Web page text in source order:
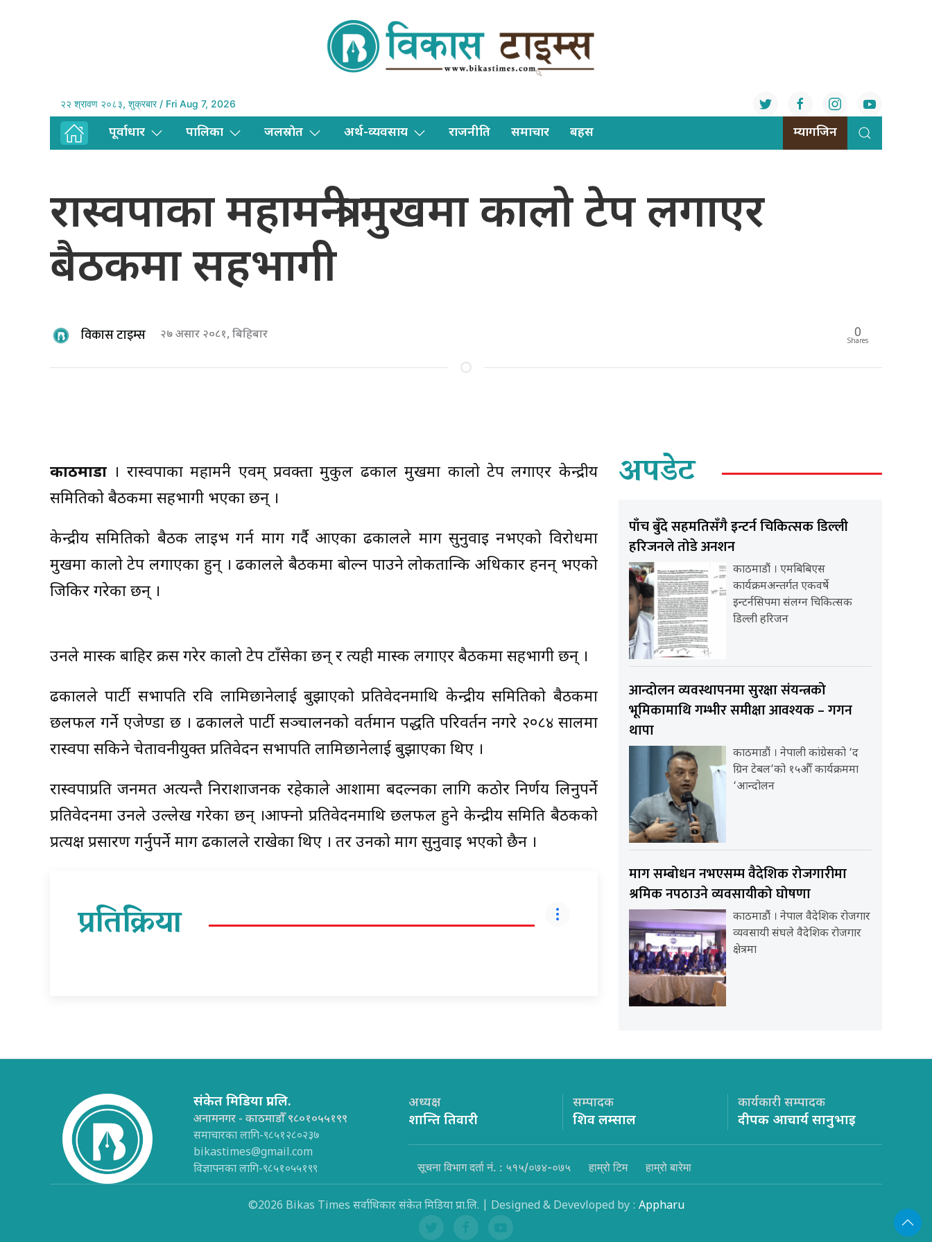
२२ श्रावण २०८३, शुक्रबार / Fri Aug 7, 2026
पूर्वाधार पालिका जलस्राेत अर्थ-व्यवसाय राजनीति समाचार बहस म्यागजिन
रास्वपाका महामन्त्री मुखमा कालो टेप लगाएर
बैठकमा सहभागी
विकास टाइम्स २७ असार २०८१, बिहिबार 0
Shares
काठमाडौं । रास्वपाका महामन्त्री एवम् प्रवक्ता मुकुल ढकाल मुखमा कालो टेप लगाएर केन्द्रीय
समितिको बैठकमा सहभागी भएका छन् ।
केन्द्रीय समितिको बैठक लाइभ गर्न माग गर्दै आएका ढकालले माग सुनुवाइ नभएको विरोधमा
मुखमा कालो टेप लगाएका हुन् । ढकालले बैठकमा बोल्न पाउने लोकतान्त्रिक अधिकार हनन् भएको
जिकिर गरेका छन् ।
उनले मास्क बाहिर क्रस गरेर कालो टेप टाँसेका छन् र त्यही मास्क लगाएर बैठकमा सहभागी छन् ।
ढकालले पार्टी सभापति रवि लामिछानेलाई बुझाएको प्रतिवेदनमाथि केन्द्रीय समितिको बैठकमा
छलफल गर्ने एजेण्डा छ । ढकालले पार्टी सञ्चालनको वर्तमान पद्धति परिवर्तन नगरे २०८४ सालमा
रास्वपा सकिने चेतावनीयुक्त प्रतिवेदन सभापति लामिछानेलाई बुझाएका थिए ।
रास्वपाप्रति जनमत अत्यन्तै निराशाजनक रहेकाले आशामा बदल्नका लागि कठोर निर्णय लिनुपर्ने
प्रतिवेदनमा उनले उल्लेख गरेका छन् ।आफ्नो प्रतिवेदनमाथि छलफल हुने केन्द्रीय समिति बैठकको
प्रत्यक्ष प्रसारण गर्नुपर्ने माग ढकालले राखेका थिए । तर उनको माग सुनुवाइ भएको छैन ।
प्रतिक्रिया
अपडेट
पाँच बुँदे सहमतिसँगै इन्टर्न चिकित्सक डिल्ली
हरिजनले तोडे अनशन
काठमाडौं । एमबिबिएस
कार्यक्रमअन्तर्गत एकवर्षे
इन्टर्नसिपमा संलग्न चिकित्सक
डिल्ली हरिजन
आन्दोलन व्यवस्थापनमा सुरक्षा संयन्त्रको
भूमिकामाथि गम्भीर समीक्षा आवश्यक – गगन
थापा
काठमाडौं । नेपाली कांग्रेसको ‘द
ग्रिन टेबल’को १५औँ कार्यक्रममा
‘आन्दोलन
माग सम्बोधन नभएसम्म वैदेशिक रोजगारीमा
श्रमिक नपठाउने व्यवसायीको घोषणा
काठमाडौंं । नेपाल वैदेशिक रोजगार
व्यवसायी संघले वैदेशिक रोजगार
क्षेत्रमा
संकेत मिडिया प्रा.लि.
अनामनगर - काठमाडौँ ९८०१०५५१९९
समाचारका लागि-९८५१२८०२३७
bikastimes@gmail.com
विज्ञापनका लागि-९८५१०५५१९९
अध्यक्ष
शान्ति तिवारी
सम्पादक
शिव लम्साल
कार्यकारी सम्पादक
दीपक आचार्य सानुभाइ
सूचना विभाग दर्ता नं. : ५१५/०७४-०७५ हाम्रो टिम हाम्रो बारेमा
©2026 Bikas Times सर्वाधिकार संकेत मिडिया प्रा.लि. | Designed & Devevloped by : Appharu